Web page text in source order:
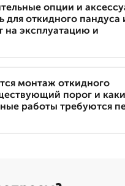
опции и
для откидного пандуса
на эксплуатацию и
монтаж откидного
порог и
работы требуются